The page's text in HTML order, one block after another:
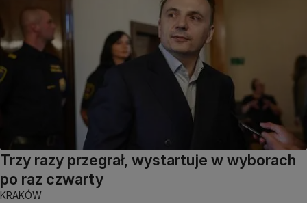
Trzy razy przegrał, wystartuje w wyborach
po raz czwarty
KRAKÓW